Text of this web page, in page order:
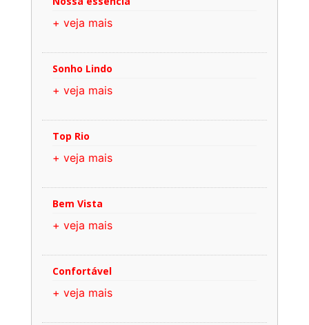
+ veja mais
Sonho Lindo
+ veja mais
Top Rio
+ veja mais
Bem Vista
+ veja mais
Confortável
+ veja mais